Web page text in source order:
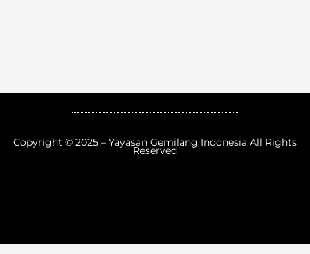
Copyright © 2025 – Yayasan Gemilang Indonesia All Rights
Reserved